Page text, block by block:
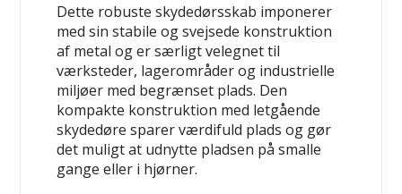
Dette robuste skydedørsskab imponerer
med sin stabile og svejsede konstruktion
af metal og er særligt velegnet til
værksteder, lagerområder og industrielle
miljøer med begrænset plads. Den
kompakte konstruktion med letgående
skydedøre sparer værdifuld plads og gør
det muligt at udnytte pladsen på smalle
gange eller i hjørner.